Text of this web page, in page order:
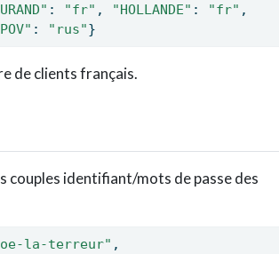
: "fr" , "HOLLANDE" : "fr" ,
: "rus"}
de clients français.
couples identifiant/mots de passe des
la-terreur" ,